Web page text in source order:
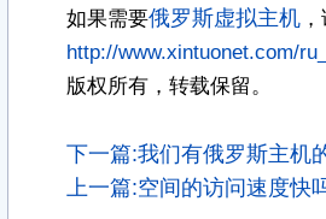
如果需要俄罗斯虚拟主机
http://www.xintuonet.com/
版权所有，转载保留。
下一篇:我们有俄罗斯主机
上一篇:空间的访问速度快